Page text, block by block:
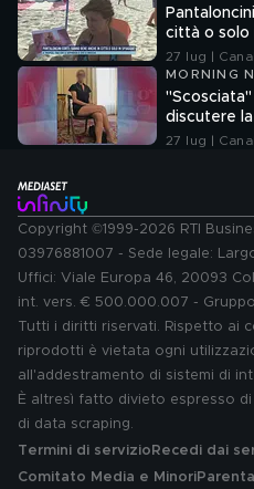
città o solo
27 lug |
MORNING
discutere
27 lug |
Copyright ©1999-2026 RTI
03976881007 - Sede legale:
Uffici: Viale Europa 46, 20093
int. vers. € 500.000.007 -
Tutti i diritti riservati. Rispetto ai
riprodotti è vietata ogni
all'addestramento di sistemi di
È altresì fatto divieto espresso
di data scraping.
Termini di servizio Recedi dai
Comitato Media e Minori